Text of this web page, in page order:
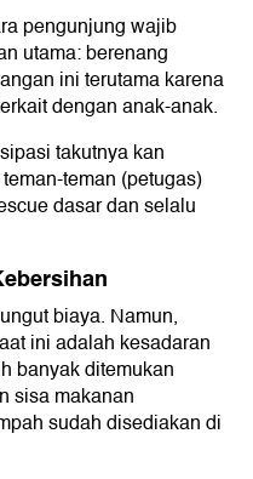
pengunjung wajib
utama: berenang
ini terutama karena
dengan anak-anak.
takutnya kan
teman (petugas)
dasar dan selalu
biaya. Namun,
ini adalah kesadaran
banyak ditemukan
sisa makanan
sudah disediakan di